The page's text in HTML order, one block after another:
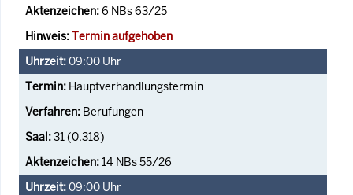
6 NBs 63/25
Termin aufgehoben
09:00 Uhr
Hauptverhandlungstermin
Berufungen
31 (0.318)
14 NBs 55/26
09:00 Uhr